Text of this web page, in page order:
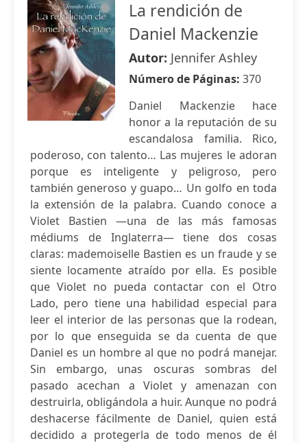
La rendición de
Daniel Mackenzie
Autor: Jennifer Ashley
Número de Páginas: 370
Daniel Mackenzie hace
honor a la reputación de su
escandalosa familia. Rico,
poderoso, con talento… Las mujeres le adoran
porque es inteligente y peligroso, pero
también generoso y guapo… Un golfo en toda
la extensión de la palabra. Cuando conoce a
Violet Bastien —una de las más famosas
médiums de Inglaterra— tiene dos cosas
claras: mademoiselle Bastien es un fraude y se
siente locamente atraído por ella. Es posible
que Violet no pueda contactar con el Otro
Lado, pero tiene una habilidad especial para
leer el interior de las personas que la rodean,
por lo que enseguida se da cuenta de que
Daniel es un hombre al que no podrá manejar.
Sin embargo, unas oscuras sombras del
pasado acechan a Violet y amenazan con
destruirla, obligándola a huir. Aunque no podrá
deshacerse fácilmente de Daniel, quien está
decidido a protegerla de todo menos de él